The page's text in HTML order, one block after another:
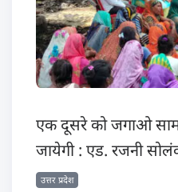
एक दूसरे को जगाओ
जायेगी : एड. रजनी
उत्तर प्रदेश